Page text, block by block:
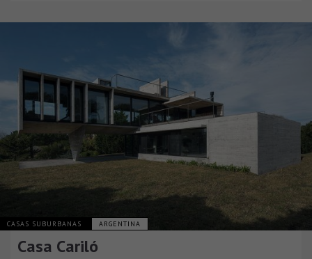
CASAS SUBURBANAS ARGENTINA
Casa Cariló